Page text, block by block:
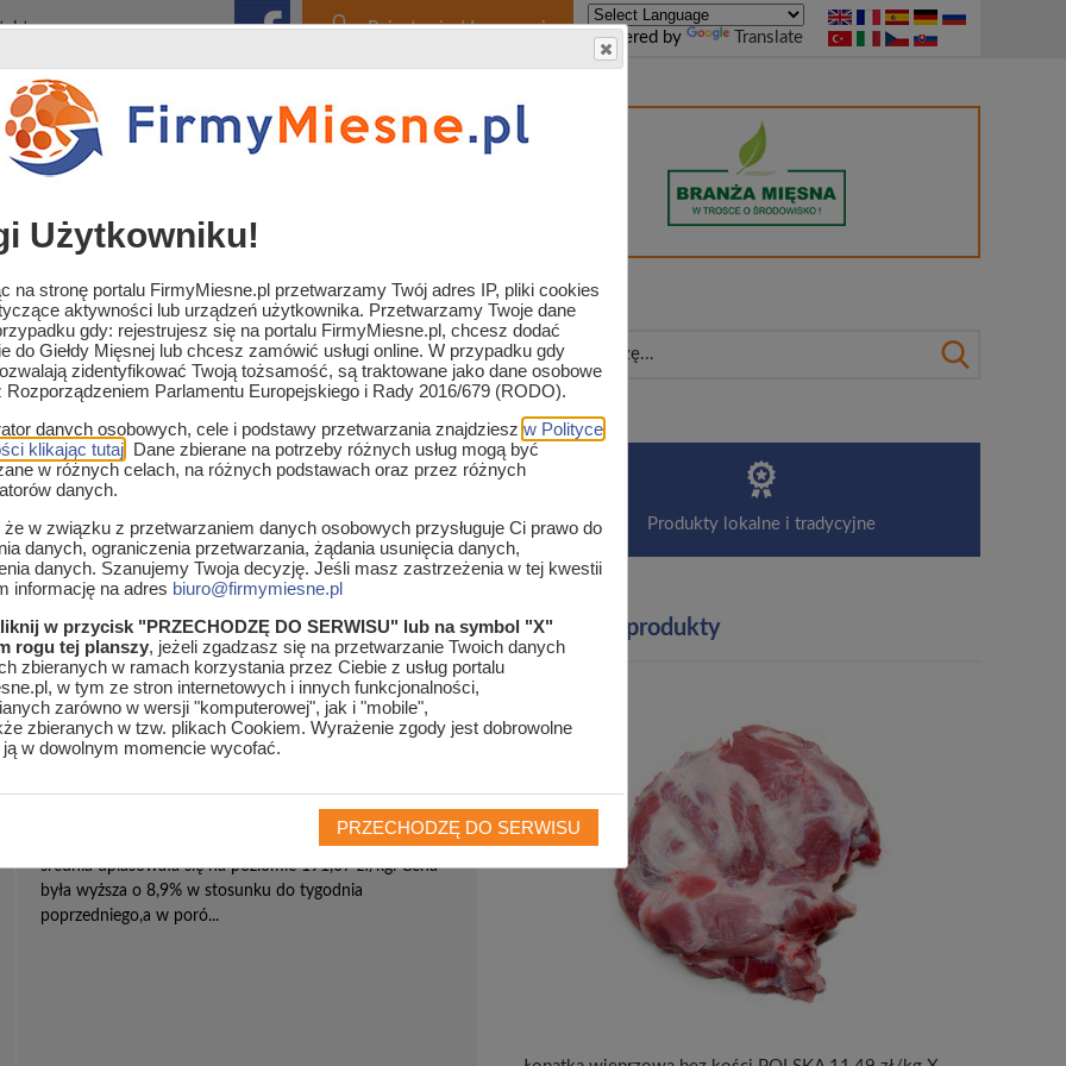
Rejestracja / Logowanie
Powered by Translate
sklep mięsny
i wędlin
Giełda branży mięsnej B2B Branża mięsna dla środowiska Produkty lokalne i tradycyjne
>Z kraju i ze świata / te kategorie łączą się/
świata / te kategorie łączą się/
Ceny prosiąt na targowiskach w Polsce
Cena maksymalna prosiąt jaką trzeba było zapłacić na
średnia uplasowała się na poziomie 191,07 zł/kg. Cena
była wyższa o 8,9% w stosunku do tygodnia
poprzedniego,a w poró...
Polecane produkty
Użytkowniku!
na stronę portalu FirmyMiesne.pl przetwarzamy Twój adres IP, pliki cookies
aktywności lub urządzeń użytkownika. Przetwarzamy Twoje dane
gdy: rejestrujesz się na portalu FirmyMiesne.pl, chcesz dodać
do Giełdy Mięsnej lub chcesz zamówić usługi online. W przypadku gdy
zidentyfikować Twoją tożsamość, są traktowane jako dane osobowe
Rozporządzeniem Parlamentu Europejskiego i Rady 2016/679 (RODO).
danych osobowych, cele i podstawy przetwarzania znajdziesz w Polityce
klikając tutaj . Dane zbierane na potrzeby różnych usług mogą być
w różnych celach, na różnych podstawach oraz przez różnych
danych.
że w związku z przetwarzaniem danych osobowych przysługuje Ci prawo do
danych, ograniczenia przetwarzania, żądania usunięcia danych,
danych. Szanujemy Twoja decyzję. Jeśli masz zastrzeżenia w tej kwestii
informację na adres biuro@firmymiesne.pl
w przycisk "PRZECHODZĘ DO SERWISU" lub na symbol "X"
rogu tej planszy, jeżeli zgadzasz się na przetwarzanie Twoich danych
zbieranych w ramach korzystania przez Ciebie z usług portalu
w tym ze stron internetowych i innych funkcjonalności,
zarówno w wersji "komputerowej", jak i "mobile",
zbieranych w tzw. plikach Cookiem. Wyrażenie zgody jest dobrowolne
w dowolnym momencie wycofać.
PRZECHODZĘ DO SERWISU